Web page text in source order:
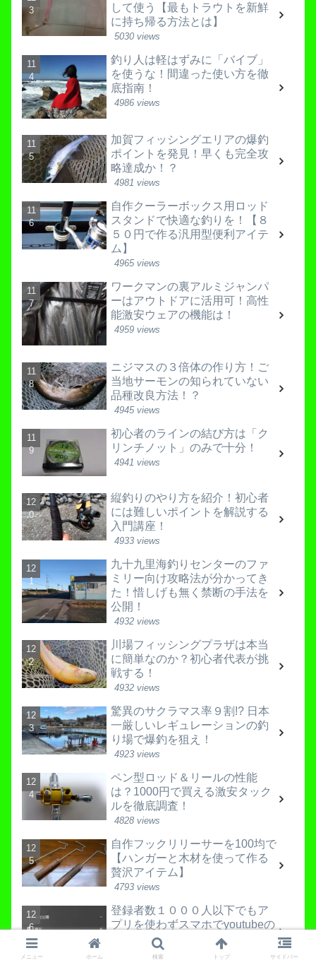
して使う【最もトラウトを新鮮
に持ち帰る方法とは】
5030 views
釣り人は軽はずみに「バイブ」
を使うな！間違った使い方を徹
底指南！
4986 views
加賀フィッシングエリアの爆釣
ポイントを発見！早くも完全攻
略達成か！？
4981 views
自作クーラーボックス用ロッド
スタンドで快適な釣りを！【８
５０円で作る汎用型便利アイテ
ム】
4965 views
ワークマンの裏アルミジャンパ
ーはアウトドアに活用可！高性
能激安ウェアの機能は！
4959 views
ニジマスの３倍体の作り方！ご
当地サーモンの知られていない
品種改良方法！？
4945 views
初心者のラインの結び方は「ク
リンチノット」のみで十分！
4941 views
縦釣りのやり方を紹介！初心者
には難しいポイントを解説する
入門講座！
4933 views
九十九里海釣りセンターのファ
ミリー向け攻略法が分かってき
た！惜しげも無く禁断の手法を
公開！
4932 views
川場フィッシングプラザは本当
に簡単なのか？初心者代表が挑
戦する！
4932 views
驚異のサクラマス率９割!? 日本
一厳しいレギュレーションの釣
り場で爆釣を狙え！
4923 views
ペン型ロッド＆リールの性能
は？1000円で買える激安タック
ルを徹底調査！
4828 views
自作フックリリーサーを100均で
【ハンガーと木材を使って作る
贅沢アイテム】
4793 views
登録者数１０００人以下でもア
プリを使わずスマホでyoutubeの
ライブ配信ができる方法！
4785 views
メニュー ホーム 検索 トップ サイドバー